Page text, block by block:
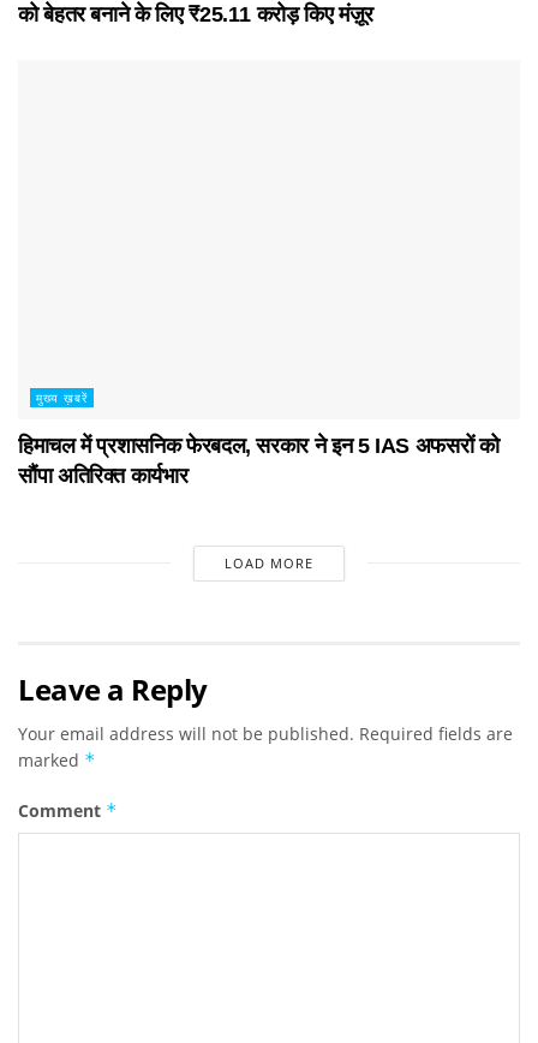
को बेहतर बनाने के लिए ₹25.11 करोड़ किए मंज़ूर
मुख्य ख़बरें
हिमाचल में प्रशासनिक फेरबदल, सरकार ने इन 5 IAS अफसरों को
सौंपा अतिरिक्त कार्यभार
LOAD MORE
Leave a Reply
Your email address will not be published. Required fields are
marked *
Comment *